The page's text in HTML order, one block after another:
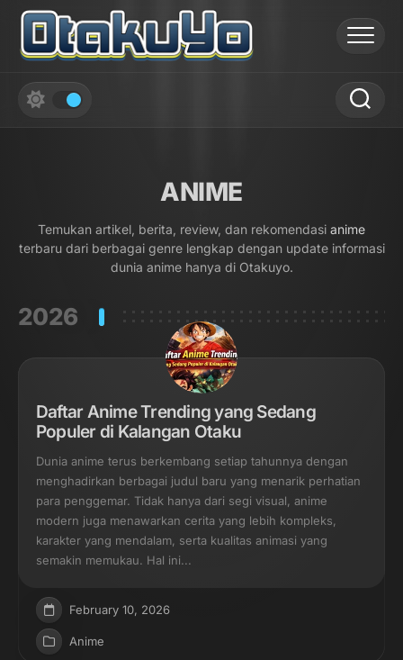
Skip
content
ANIME
Temukan artikel, berita, review, dan rekomendasi anime
terbaru dari berbagai genre lengkap dengan update informasi
dunia anime hanya di Otakuyo.
2026
Daftar Anime Trending yang Sedang
Populer di Kalangan Otaku
Dunia anime terus berkembang setiap tahunnya dengan
menghadirkan berbagai judul baru yang menarik perhatian
para penggemar. Tidak hanya dari segi visual, anime
modern juga menawarkan cerita yang lebih kompleks,
karakter yang mendalam, serta kualitas animasi yang
semakin memukau. Hal ini...
February 10, 2026
Anime